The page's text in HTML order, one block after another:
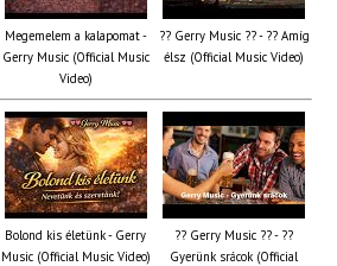
Megemelem a kalapomat -
Gerry Music (Official Music
Video)
?? Gerry Music ?? - ?? Amíg
élsz (Official Music Video)
Bolond kis életünk - Gerry
Music (Official Music Video)
?? Gerry Music ?? - ??
Gyerünk srácok (Official